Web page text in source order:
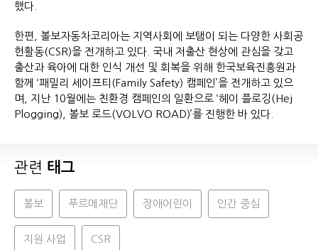
했다.
한편, 볼보자동차코리아는 지역사회에 보탬이 되는 다양한 사회공
헌활동(CSR)을 전개하고 있다. 국내 저출산 현상에 관심을 갖고
출산과 육아에 대한 인식 개선 및 회복을 위해 한국보육진흥원과
함께 ‘패밀리 세이프티(Family Safety) 캠페인’을 전개하고 있으
며, 지난 10월에는 친환경 캠페인의 일환으로 ‘헤이 플로깅(Hej
Plogging), 볼보 로드(VOLVO ROAD)’를 진행한 바 있다.
관련 태그
볼보 푸르메재단 장애어린이 인간 중심
지원 사업 CSR